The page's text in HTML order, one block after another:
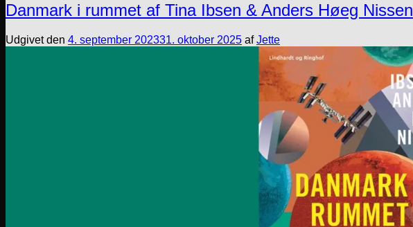
Danmark i rummet af Tina Ibsen & Anders Høeg Nissen
Udgivet den 4. september 202331. oktober 2025 afJette